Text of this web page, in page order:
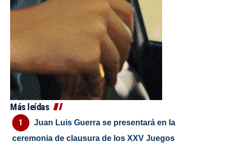
Más leídas
Juan Luis Guerra se presentará en la
ceremonia de clausura de los XXV Juegos